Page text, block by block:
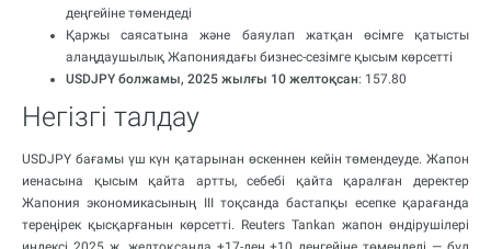
деңгейіне төмендеді
Қаржы саясатына және баяулап жатқан өсімге қатысты
алаңдаушылық Жапониядағы бизнес-сезімге қысым көрсетті
USDJPY болжамы, 2025 жылғы 10 желтоқсан: 157.80
Негізгі талдау
USDJPY бағамы үш күн қатарынан өскеннен кейін төмендеуде. Жапон
иенасына қысым қайта артты, себебі қайта қаралған деректер
Жапония экономикасының III тоқсанда бастапқы есепке қарағанда
тереңірек қысқарғанын көрсетті. Reuters Tankan жапон өндірушілері